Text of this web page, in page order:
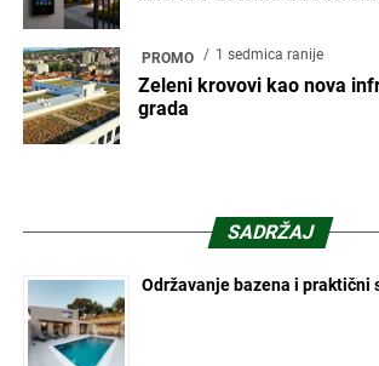
PROMO 1 sedmica ranije
Zeleni krovovi kao nova
grada
SADRŽAJ
Održavanje bazena i praktični